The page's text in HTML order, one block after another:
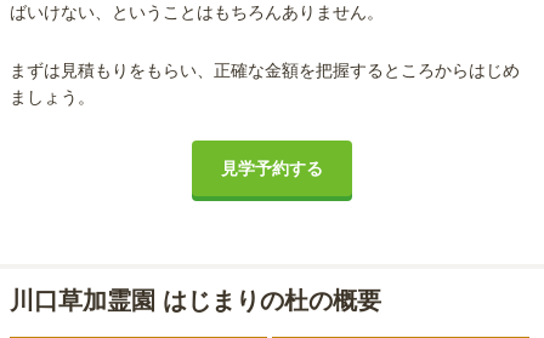
ばいけない、ということはもちろんありません。
まずは見積もりをもらい、正確な金額を把握するところからはじめ
ましょう。
見学予約する
川口草加霊園 はじまりの杜の概要